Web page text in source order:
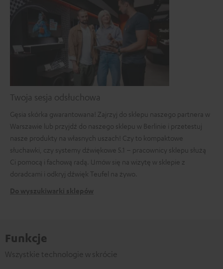
Twoja sesja odsłuchowa
Gęsia skórka gwarantowana! Zajrzyj do sklepu naszego partnera w
Warszawie lub przyjdź do naszego sklepu w Berlinie i przetestuj
nasze produkty na własnych uszach! Czy to kompaktowe
słuchawki, czy systemy dźwiękowe 5.1 – pracownicy sklepu służą
Ci pomocą i fachową radą. Umów się na wizytę w sklepie z
doradcami i odkryj dźwięk Teufel na żywo.
Do wyszukiwarki sklepów
Funkcje
Wszystkie technologie w skrócie